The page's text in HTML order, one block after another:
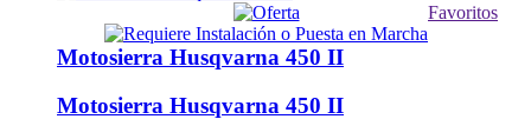
Favoritos
Motosierra Husqvarna 450 II
Motosierra Husqvarna 450 II